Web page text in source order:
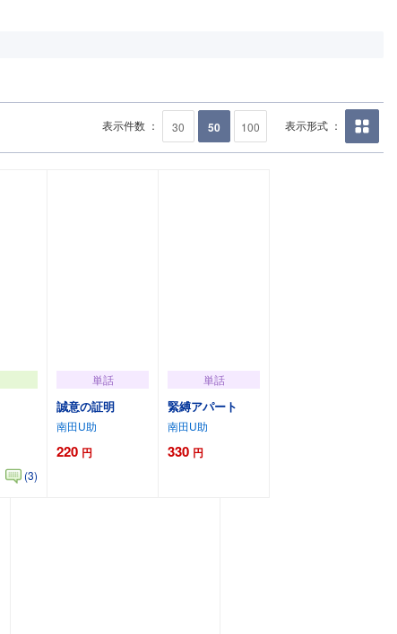
表示形式 ：
画像の
30 50 100
表示件数 ：
(3)
単話
誠意の証明
南田U助
220 円
単話
緊縛アパート
南田U助
330 円